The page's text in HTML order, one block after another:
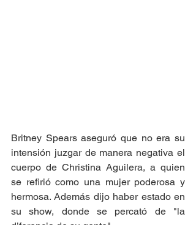
Britney Spears aseguró que no era su
intensión juzgar de manera negativa el
cuerpo de Christina Aguilera, a quien
se refirió como una mujer poderosa y
hermosa. Además dijo haber estado en
su show, donde se percató de "la